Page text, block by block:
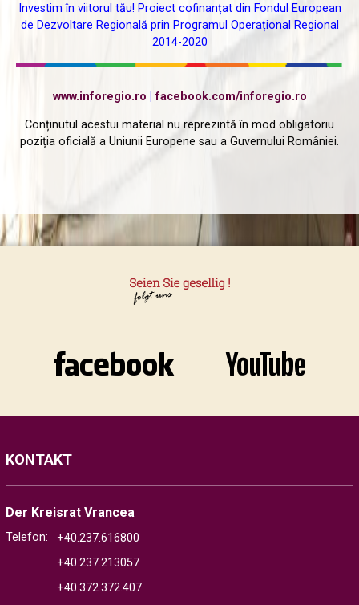
Investim în viitorul tău! Proiect cofinanțat din Fondul European
de Dezvoltare Regională prin Programul Operațional Regional
2014-2020
www.inforegio.ro |facebook.com/inforegio.ro
Conținutul acestui material nu reprezintă în mod obligatoriu
poziția oficială a Uniunii Europene sau a Guvernului României.
KONTAKT
Der Kreisrat Vrancea
Telefon:
+40.237.616800
+40.237.213057
+40.372.372.407